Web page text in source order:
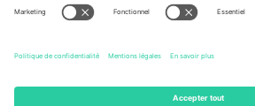
Ticombo France